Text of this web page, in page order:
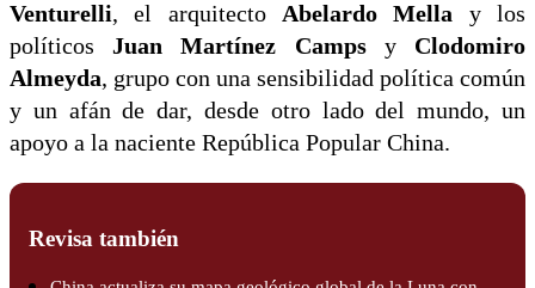
Venturelli, el arquitecto Abelardo Mella y los
políticosJuan Martínez Campsy Clodomiro
Almeyda, grupo con una sensibilidad política común
y un afán de dar, desde otro lado del mundo, un
apoyo a la naciente República Popular China.
Revisa también